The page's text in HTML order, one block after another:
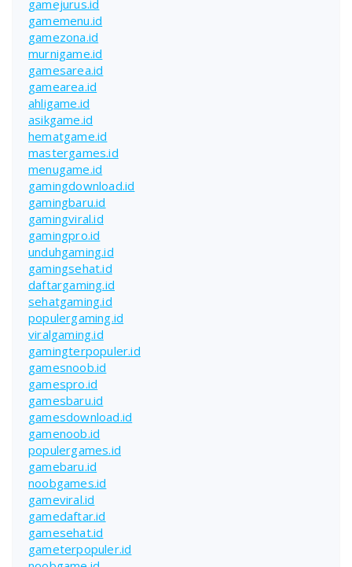
gamejurus.id
gamemenu.id
gamezona.id
murnigame.id
gamesarea.id
gamearea.id
ahligame.id
asikgame.id
hematgame.id
mastergames.id
menugame.id
gamingdownload.id
gamingbaru.id
gamingviral.id
gamingpro.id
unduhgaming.id
gamingsehat.id
daftargaming.id
sehatgaming.id
populergaming.id
viralgaming.id
gamingterpopuler.id
gamesnoob.id
gamespro.id
gamesbaru.id
gamesdownload.id
gamenoob.id
populergames.id
gamebaru.id
noobgames.id
gameviral.id
gamedaftar.id
gamesehat.id
gameterpopuler.id